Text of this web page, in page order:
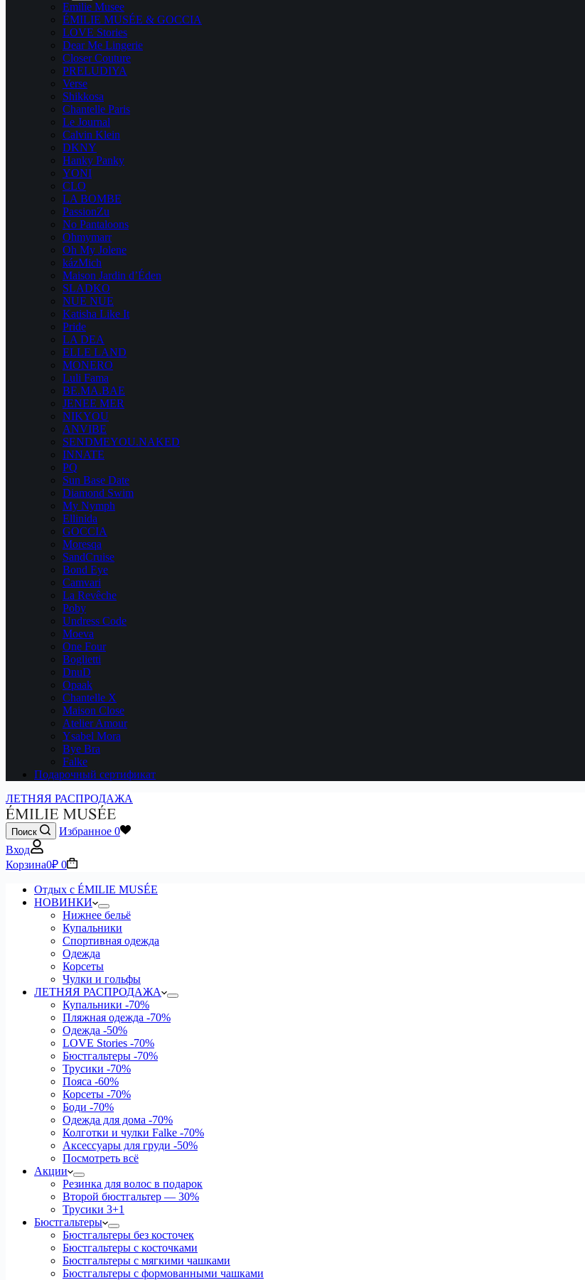
Emilie Musee
ÉMILIE MUSÉE & GOCCIA
LOVE Stories
Dear Me Lingerie
Closer Couture
PRELUDIYA
Verse
Shikkosa
Chantelle Paris
Le Journal
Calvin Klein
DKNY
Hanky Panky
YONI
CLO
LA BOMBE
PassionZu
No Pantaloons
Ohmymarr
Oh My Jolene
kázMich
Maison Jardin d’Éden
SLADKO
NUE NUE
Katisha Like It
Pride
LA DEA
ELLE LAND
MONERO
Luli Fama
BE.MA.BAE
JENEE MER
NIKYOU
ANVIBE
SENDMEYOU.NAKED
INNATE
PQ
Sun Base Date
Diamond Swim
My Nymph
Ellinida
GOCCIA
Moresqa
SandCruise
Bond Eye
Camvari
La Revêche
Poby
Undress Code
Moeva
One Four
Boglietti
DnuD
Opaak
Chantelle X
Maison Close
Atelier Amour
Ysabel Mora
Bye Bra
Falke
Подарочный сертификат
ЛЕТНЯЯ РАСПРОДАЖА
Поиск Избранное 0
Вход
Корзина0₽ 0
Отдых с ÉMILIE MUSÉE
НОВИНКИ
Нижнее бельё
Купальники
Спортивная одежда
Одежда
Корсеты
Чулки и гольфы
ЛЕТНЯЯ РАСПРОДАЖА
Купальники -70%
Пляжная одежда -70%
Одежда -50%
LOVE Stories -70%
Бюстгальтеры -70%
Трусики -70%
Пояса -60%
Корсеты -70%
Боди -70%
Одежда для дома -70%
Колготки и чулки Falke -70%
Аксессуары для груди -50%
Посмотреть всё
Акции
Резинка для волос в подарок
Второй бюстгальтер — 30%
Трусики 3+1
Бюстгальтеры
Бюстгальтеры без косточек
Бюстгальтеры с косточками
Бюстгальтеры с мягкими чашками
Бюстгальтеры с формованными чашками